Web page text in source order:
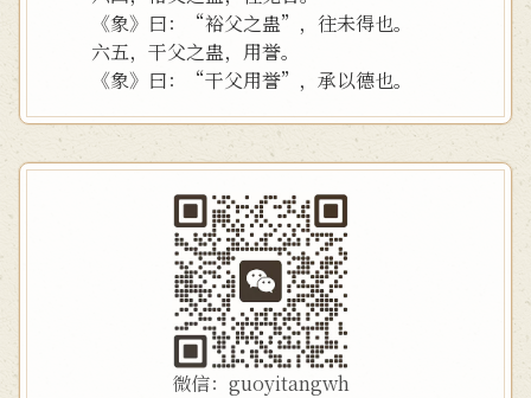
《象》曰：“裕父之蛊”，往未得也。
六五，干父之蛊，用誉。
《象》曰：“干父用誉”，承以德也。
微信：guoyitangwh